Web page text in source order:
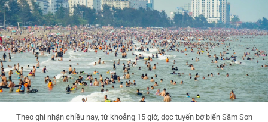
Theo ghi nhận chiều nay, từ khoảng 15 giờ, dọc tuyến bờ biển Sầm Sơn